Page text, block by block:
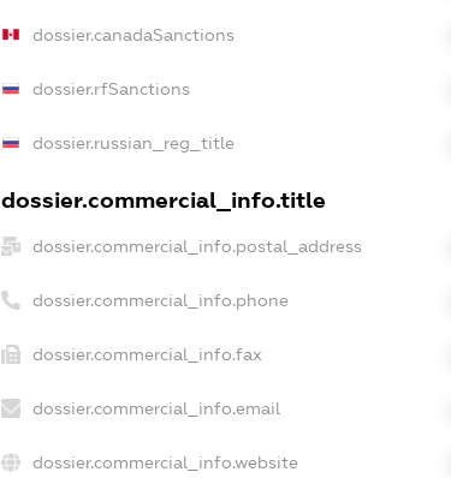
dossier.canadaSanctions
dossier.rfSanctions
dossier.russian_reg_title
dossier.commercial_info.title
dossier.commercial_info.postal_address
dossier.commercial_info.phone
dossier.commercial_info.fax
dossier.commercial_info.email
dossier.commercial_info.website